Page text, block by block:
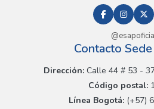
Contacto
Dirección:Calle 44 # 53 -
Código postal:
Línea Bogotá:(+57)